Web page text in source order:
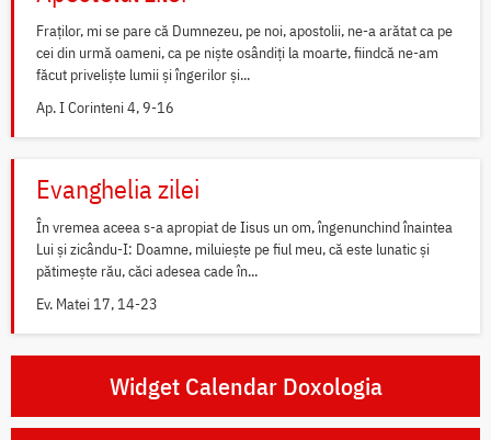
Fraților, mi se pare că Dumnezeu, pe noi, apostolii, ne-a arătat ca pe
cei din urmă oameni, ca pe niște osândiți la moarte, fiindcă ne-am
făcut priveliște lumii și îngerilor și...
Ap. I Corinteni 4, 9-16
Evanghelia zilei
În vremea aceea s-a apropiat de Iisus un om, îngenunchind înaintea
Lui și zicându-I: Doamne, miluiește pe fiul meu, că este lunatic și
pătimește rău, căci adesea cade în...
Ev. Matei 17, 14-23
Widget Calendar Doxologia